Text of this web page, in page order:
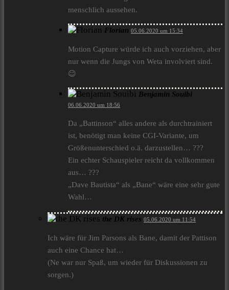
menschlich aussehen.
Florian 05.06.2020 um 15:34
Motion Capture würde ich auch vorziehen, aber
nur wenn die Jungs von Weta involviert sind.
😉
Benjamin Souibi
06.06.2020 um 18:56
Da „Battinson“ alles andere als durchtrainiert
ist, benötigt man keine CGI-Variante, um
Größenunterschied o.ä. darzustellen… ???
Ein echter Schauspieler reicht da vollkommen
aus… ???
„Dave Bautista“ als „Bane“ wäre eine sehr gute
Wahl…
the DK rises 05.06.2020 um 11:54
Ich wäre für Jim Parsons als Bane, damit der Pattison
auch eine Chance hat…
(Ne war nur Spaß, um wieder für Diskussionen zu
sorgen.)